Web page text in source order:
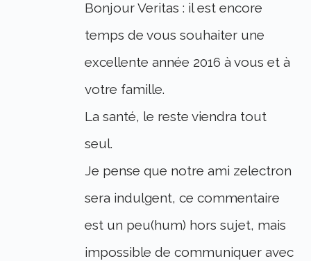
Bonjour Veritas : il est encore
temps de vous souhaiter une
excellente année 2016 à vous et à
votre famille.
La santé, le reste viendra tout
seul.
Je pense que notre ami zelectron
sera indulgent, ce commentaire
est un peu(hum) hors sujet, mais
impossible de communiquer avec